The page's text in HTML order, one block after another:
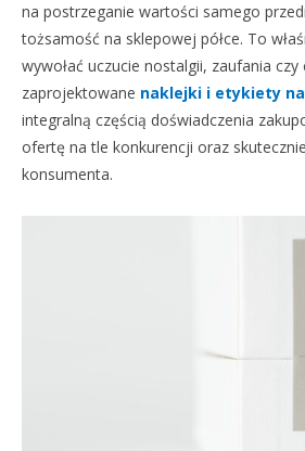
na postrzeganie wartości samego
tożsamość na sklepowej półce. To
wywołać uczucie nostalgii, zaufania
zaprojektowane naklejki i etykiety
integralną częścią doświadczenia
ofertę na tle konkurencji oraz
konsumenta.